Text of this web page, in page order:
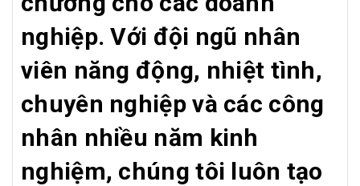
nghiệp. Với đội ngũ nhân
viên năng động, nhiệt tình,
chuyên nghiệp và các công
nhân nhiều năm kinh
nghiệm, chúng tôi luôn tạo